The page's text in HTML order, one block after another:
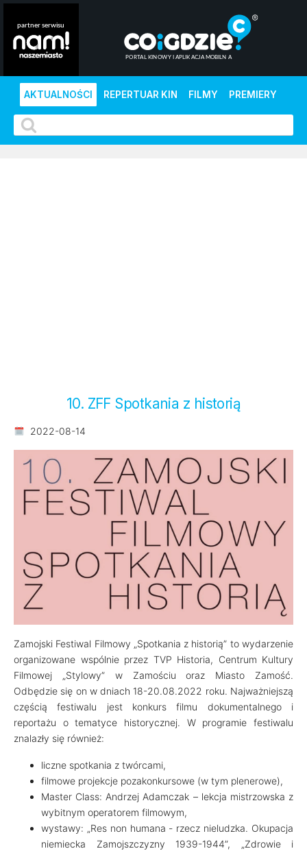
AKTUALNOŚCI REPERTUAR KIN FILMY PREMIERY
10. ZFF Spotkania z historią
2022-08-14
Zamojski Festiwal Filmowy „Spotkania z historią” to wydarzenie
organizowane wspólnie przez TVP Historia, Centrum Kultury
Filmowej „Stylowy” w Zamościu oraz Miasto Zamość.
Odbędzie się on w dniach 18-20.08.2022 roku. Najważniejszą
częścią festiwalu jest konkurs filmu dokumentalnego i
reportażu o tematyce historycznej. W programie festiwalu
znalazły się również:
liczne spotkania z twórcami,
filmowe projekcje pozakonkursowe (w tym plenerowe),
Master Class: Andrzej Adamczak – lekcja mistrzowska z
wybitnym operatorem filmowym,
wystawy: „Res non humana - rzecz nieludzka. Okupacja
niemiecka Zamojszczyzny 1939-1944”, „Zdrowie i